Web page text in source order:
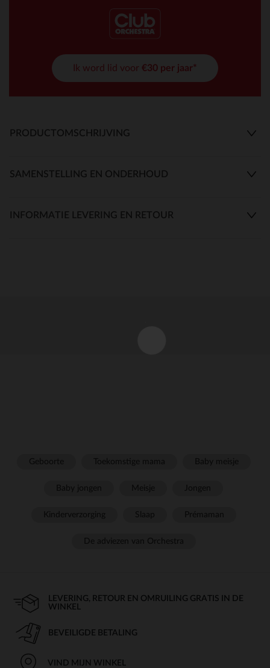
Ik word lid voor €30 per jaar*
PRODUCTOMSCHRIJVING
SAMENSTELLING EN ONDERHOUD
INFORMATIE LEVERING EN RETOUR
LEVERING, RETOUR EN OMRUILING GRATIS IN DE
WINKEL
BEVEILIGDE BETALING
VIND MIJN WINKEL